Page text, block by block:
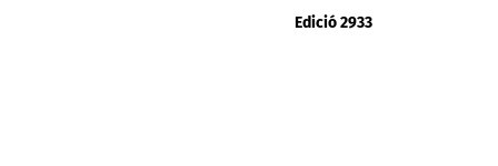
Edició 2933